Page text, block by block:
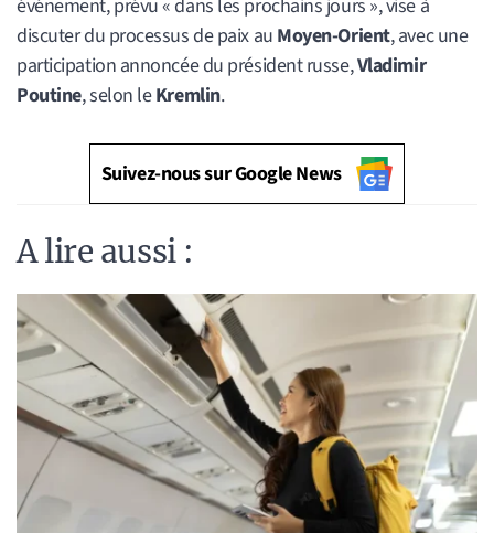
événement, prévu « dans les prochains jours », vise à
discuter du processus de paix au Moyen-Orient, avec une
participation annoncée du président russe,Vladimir
Poutine, selon leKremlin.
Suivez-nous sur Google News
A lire aussi :